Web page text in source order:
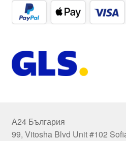
А24 България
99, Vitosha Blvd Unit #102